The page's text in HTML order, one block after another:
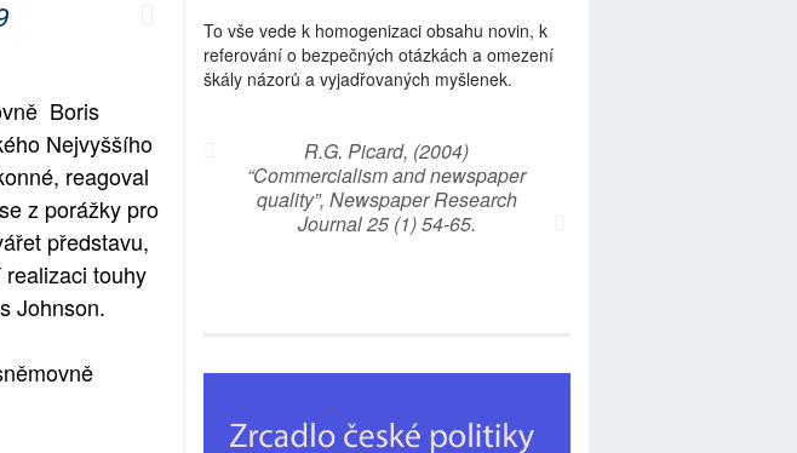
Boris
Nejvyššího
reagoval
z porážky pro
představu,
touhy
Johnson.
To vše vede k homogenizaci obsahu novin, k
referování o bezpečných otázkách a omezení
škály názorů a vyjadřovaných myšlenek.
R.G. Picard, (2004)
“Commercialism and newspaper
quality”, Newspaper Research
Journal 25 (1) 54-65.